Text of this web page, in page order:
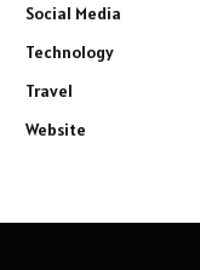
Social Media
Technology
Travel
Website